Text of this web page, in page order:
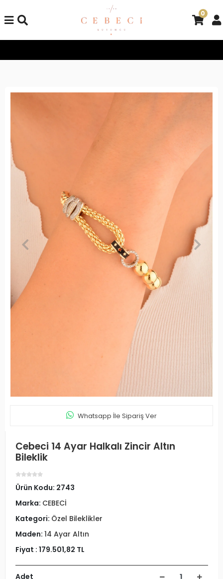
0
Whatsapp İle Sipariş Ver
Cebeci 14 Ayar Halkalı Zincir Altın
Bileklik
Ürün Kodu: 2743
Marka: CEBECİ
Kategori: Özel Bileklikler
Maden: 14 Ayar Altın
Fiyat : 179.501,82 TL
Adet